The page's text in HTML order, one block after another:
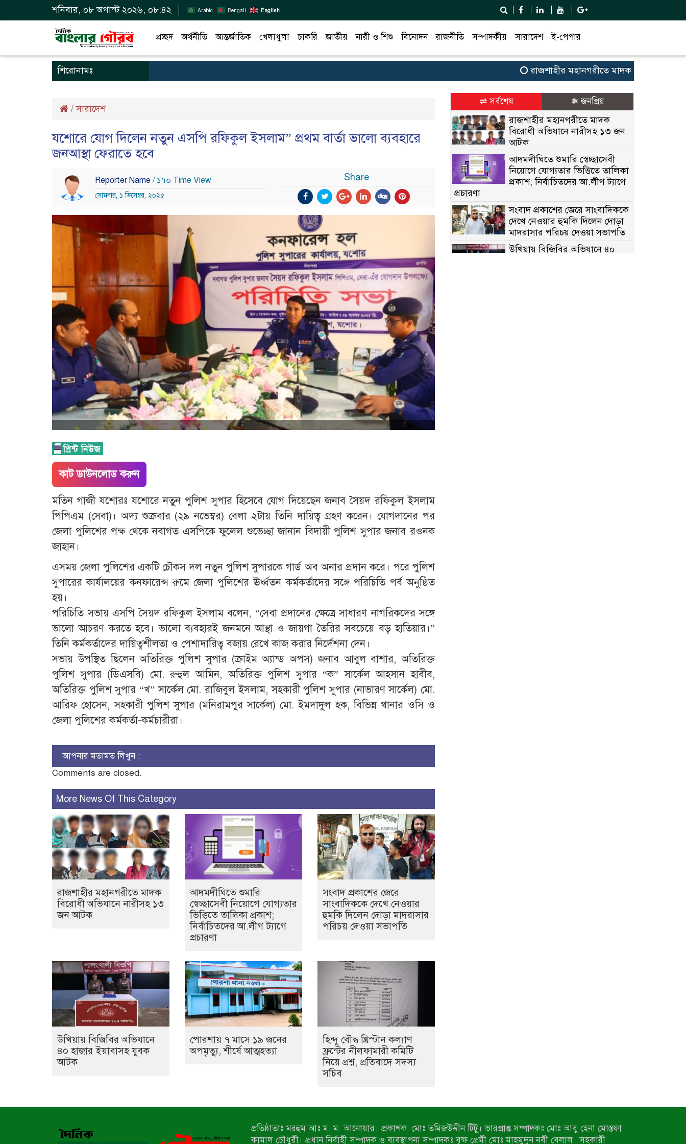
শনিবার, ০৮ অগাস্ট ২০২৬, ০৮:৪২ Arabic Bengali English
প্রচ্ছদ অর্থনীতি আন্তর্জাতিক খেলাধুলা চাকরি জাতীয় নারী ও শিশু বিনোদন রাজনীতি সম্পাদকীয় সারাদেশ ই-পেপার
শিরোনামঃ রাজশাহীর মহানগরীতে মাদক বিরোধী
/সারাদেশ
যশোরে যোগ দিলেন নতুন এসপি রফিকুল ইসলাম” প্রথম বার্তা ভালো ব্যবহারে
জনআস্থা ফেরাতে হবে
Reporter Name / ১৭০ Time View
সোমবার, ১ ডিসেম্বর, ২০২৫
Share
কাট ডাউনলোড করুন
মতিন গাজী যশোরঃ যশোরে নতুন পুলিশ সুপার হিসেবে যোগ দিয়েছেন জনাব সৈয়দ রফিকুল ইসলাম
পিপিএম (সেবা)। অদ্য শুক্রবার (২৯ নভেম্বর) বেলা ২টায় তিনি দায়িত্ব গ্রহণ করেন। যোগদানের পর
জেলা পুলিশের পক্ষ থেকে নবাগত এসপিকে ফুলেল শুভেচ্ছা জানান বিদায়ী পুলিশ সুপার জনাব রওনক
জাহান।
এসময় জেলা পুলিশের একটি চৌকস দল নতুন পুলিশ সুপারকে গার্ড অব অনার প্রদান করে। পরে পুলিশ
সুপারের কার্যালয়ের কনফারেন্স রুমে জেলা পুলিশের ঊর্ধ্বতন কর্মকর্তাদের সঙ্গে পরিচিতি পর্ব অনুষ্ঠিত
হয়।
পরিচিতি সভায় এসপি সৈয়দ রফিকুল ইসলাম বলেন, “সেবা প্রদানের ক্ষেত্রে সাধারণ নাগরিকদের সঙ্গে
ভালো আচরণ করতে হবে। ভালো ব্যবহারই জনমনে আস্থা ও জায়গা তৈরির সবচেয়ে বড় হাতিয়ার।”
তিনি কর্মকর্তাদের দায়িত্বশীলতা ও পেশাদারিত্ব বজায় রেখে কাজ করার নির্দেশনা দেন।
সভায় উপস্থিত ছিলেন অতিরিক্ত পুলিশ সুপার (ক্রাইম অ্যান্ড অপস) জনাব আবুল বাশার, অতিরিক্ত
পুলিশ সুপার (ডিএসবি) মো. রুহুল আমিন, অতিরিক্ত পুলিশ সুপার “ক” সার্কেল আহসান হাবীব,
অতিরিক্ত পুলিশ সুপার “খ” সার্কেল মো. রাজিবুল ইসলাম, সহকারী পুলিশ সুপার (নাভারণ সার্কেল) মো.
আরিফ হোসেন, সহকারী পুলিশ সুপার (মনিরামপুর সার্কেল) মো. ইমদাদুল হক, বিভিন্ন থানার ওসি ও
জেলা পুলিশের কর্মকর্তা-কর্মচারীরা।
আপনার মতামত লিখুন :
Comments are closed.
More News Of This Category
রাজশাহীর মহানগরীতে মাদক
বিরোধী অভিযানে নারীসহ ১৩
জন আটক
আদমদীঘিতে শুমারি
স্বেচ্ছাসেবী নিয়োগে যোগ্যতার
ভিত্তিতে তালিকা প্রকাশ;
নির্বাচিতদের আ.লীগ ট্যাগে
প্রচারণা
সংবাদ প্রকাশের জেরে
সাংবাদিককে দেখে নেওয়ার
হুমকি দিলেন দোড়া মাদরাসার
পরিচয় দেওয়া সভাপতি
উখিয়ায় বিজিবির অভিযানে
৪০ হাজার ইয়াবাসহ যুবক
আটক
পোরশায় ৭ মাসে ১৯ জনের
অপমৃত্যু, শীর্ষে আত্মহত্যা
হিন্দু বৌদ্ধ খ্রিস্টান কল্যাণ
ফ্রন্টের নীলফামারী কমিটি
নিয়ে প্রশ্ন, প্রতিবাদে সদস্য
সচিব
⇌ সর্বশেষ ❅ জনপ্রিয়
রাজশাহীর মহানগরীতে মাদক
বিরোধী অভিযানে নারীসহ ১৩ জন
আটক
আদমদীঘিতে শুমারি স্বেচ্ছাসেবী
নিয়োগে যোগ্যতার ভিত্তিতে তালিকা
প্রকাশ; নির্বাচিতদের আ.লীগ ট্যাগে
প্রচারণা
সংবাদ প্রকাশের জেরে সাংবাদিককে
দেখে নেওয়ার হুমকি দিলেন দোড়া
মাদরাসার পরিচয় দেওয়া সভাপতি
উখিয়ায় বিজিবির অভিযানে ৪০
প্রতিষ্ঠাতাঃ মরহুম আঃ ম. ম. আনোয়ার। প্রকাশক: মোঃ তমিজউদ্দীন টিটু। ভারপ্রাপ্ত সম্পাদকঃ মোঃ আবু হেনা মোস্তফা
কামাল চৌধুরী। প্রধান নির্বাহী সম্পাদক ও ব্যবস্থাপনা সম্পাদকঃ বৃক্ষ প্রেমী মোঃ মাহমুদুন নবী বেলাল। সহকারী